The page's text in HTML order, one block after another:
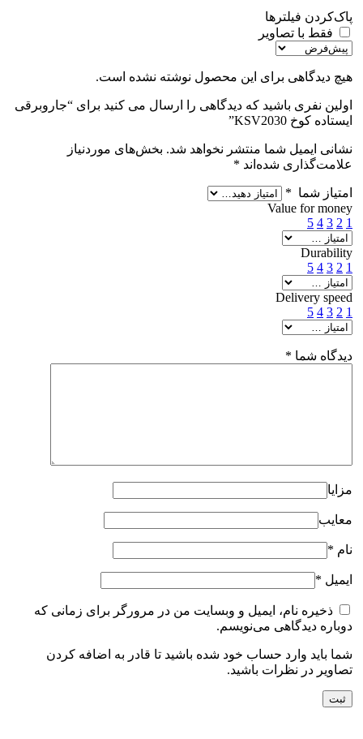
پاک‌کردن فیلترها
فقط با تصاویر
هیچ دیدگاهی برای این محصول نوشته نشده است.
اولین نفری باشید که دیدگاهی را ارسال می کنید برای “جاروبرقی
ایستاده کوخ KSV2030”
نشانی ایمیل شما منتشر نخواهد شد. بخش‌های موردنیاز
علامت‌گذاری شده‌اند *
امتیاز شما *
Value for money
1
2
3
4
5
Durability
1
2
3
4
5
Delivery speed
1
2
3
4
5
دیدگاه شما *
مزایا
معایب
نام *
ایمیل *
ذخیره نام، ایمیل و وبسایت من در مرورگر برای زمانی که
دوباره دیدگاهی می‌نویسم.
شما باید وارد حساب خود شده باشید تا قادر به اضافه کردن
تصاویر در نظرات باشید.